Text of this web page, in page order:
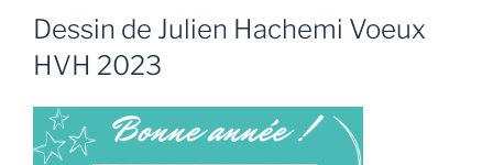
Dessin de Julien Hachemi Voeux
HVH 2023